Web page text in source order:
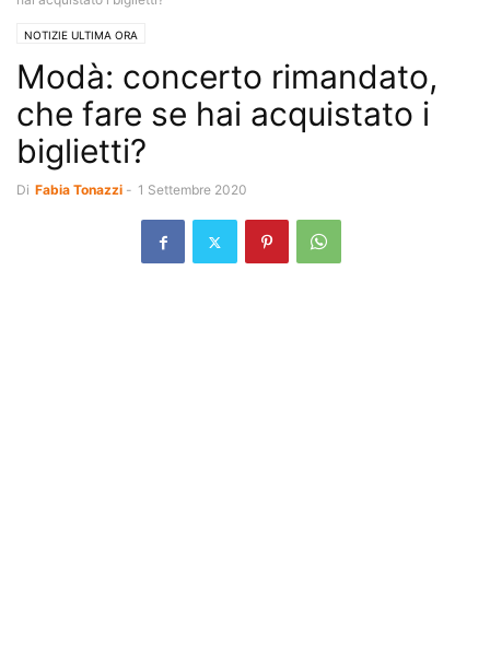
NOTIZIE ULTIMA ORA
Modà: concerto rimandato,
che fare se hai acquistato i
biglietti?
Di Fabia Tonazzi - 1 Settembre 2020